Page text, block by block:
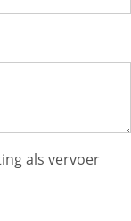
als vervoer